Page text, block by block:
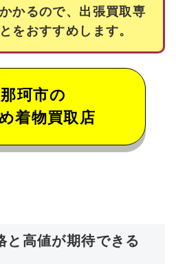
かるので、出張買取専
をおすすめします。
那珂市の
着物買取店
と高値が期待できる